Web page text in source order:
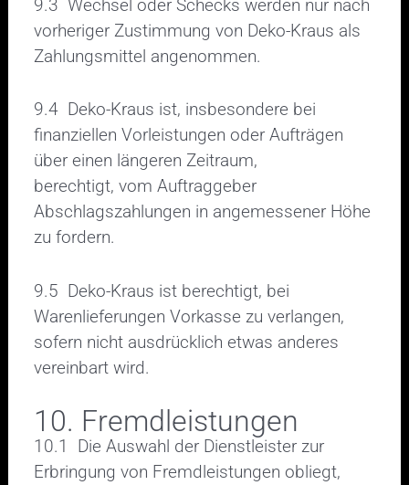
9.3 Wechsel oder Schecks werden nur nach
vorheriger Zustimmung von Deko-Kraus als
Zahlungsmittel angenommen.
9.4 Deko-Kraus ist, insbesondere bei
finanziellen Vorleistungen oder Aufträgen
über einen längeren Zeitraum,
berechtigt, vom Auftraggeber
Abschlagszahlungen in angemessener Höhe
zu fordern.
9.5 Deko-Kraus ist berechtigt, bei
Warenlieferungen Vorkasse zu verlangen,
sofern nicht ausdrücklich etwas anderes
vereinbart wird.
10. Fremdleistungen
10.1 Die Auswahl der Dienstleister zur
Erbringung von Fremdleistungen obliegt,